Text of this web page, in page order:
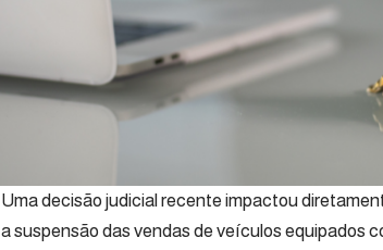
Uma decisão judicial recente impactou
a suspensão das vendas de veículos equipados